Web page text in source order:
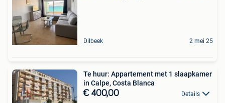
Dilbeek 2 mei 25
Te huur: Appartement met 1 slaapkamer
in Calpe, Costa Blanca
€ 400,00 Details